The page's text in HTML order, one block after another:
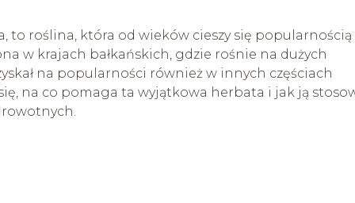
to roślina, która od wieków cieszy się popularnością
w krajach bałkańskich, gdzie rośnie na dużych
na popularności również w innych częściach
na co pomaga ta wyjątkowa herbata i jak ją